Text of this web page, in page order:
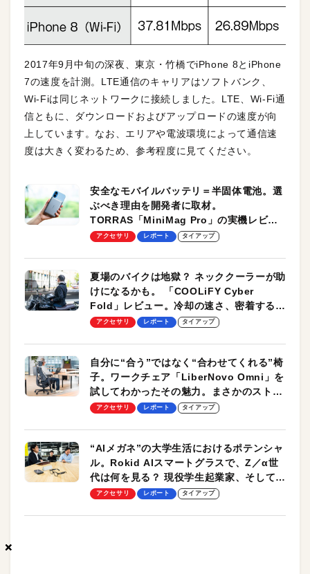
×
×
×
2017年9月中旬の深夜、東京・竹橋でiPhone 8とiPhone
7の速度を計測。LTE通信のキャリアはソフトバンク、
Wi-Fiは同じネットワークに接続しました。LTE、Wi-Fi通
信ともに、ダウンロードおよびアップロードの速度が向
上しています。なお、エリアや電波環境によって通信速
度は大きく変わるため、参考程度に見てください。
安全なモバイルバッテリ＝半固体電池。選
ぶべき理由を開発者に取材。
TORRAS「MiniMag Pro」の実機レビュ
ーも
アクセサリ レポート タイアップ
夏場のバイクは地獄？ ネッククーラーが助
けになるかも。 「COOLiFY Cyber
Fold」レビュー。冷却の速さ、密着する冷
却プレート、シンプルな操作性がグッド！
アクセサリ レポート タイアップ
自分に“合う”ではなく“合わせてくれる”椅
子。ワークチェア「LiberNovo Omni」を
試してわかったその魅力。まさかのストレ
ッチ機能も搭載
アクセサリ レポート タイアップ
“AIメガネ”の大学生活におけるポテンシャ
ル。Rokid AIスマートグラスで、Z／α世
代は何を見る？ 現役学生起業家、そして教
授による体験会レポート【PR】
アクセサリ レポート タイアップ